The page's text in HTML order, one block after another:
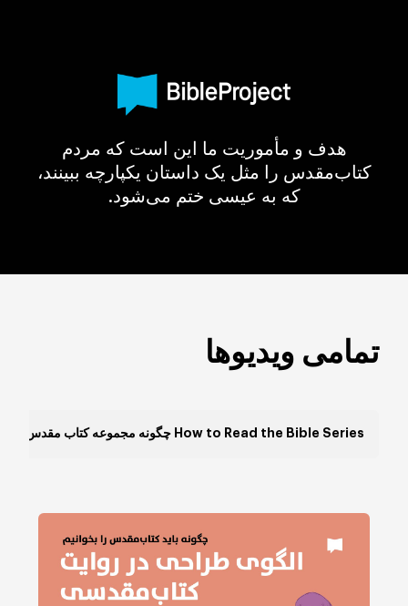
هدف و مأموریت ما این است که مردم
کتاب‌مقدس را مثل یک داستان یکپارچه ببینند،
که به عیسی ختم می‌شود.
تمامی ویدیوها
How to Read the Bible Series چگونه مجموعه کتاب مقدس را بخوانیم